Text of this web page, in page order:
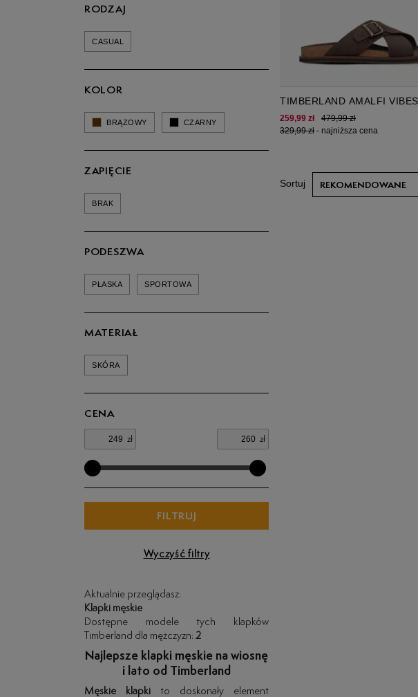
CENA
zł zł
RODZAJ
CASUAL
KOLOR
BRĄZOWY CZARNY
ZAPIĘCIE
BRAK
PODESZWA
PŁASKA SPORTOWA
MATERIAŁ
SKÓRA
FILTRUJ
Wyczyść filtry
Aktualnie przeglądasz:
Klapki męskie
Dostępne modele tych klapków
Timberland dla mężczyzn: 2
Najlepsze klapki męskie na wiosnę
i lato od Timberland
Męskie klapki to doskonały element
TIMBERLAND AMALFI
SLIDE
479,99 zł
259,99 zł
329,99 zł - najniższa cena
Sortuj REKOMENDOWANE